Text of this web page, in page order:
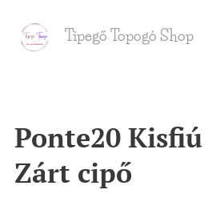
Tipegő Topogó Shop
Ponte20
Zárt cipő